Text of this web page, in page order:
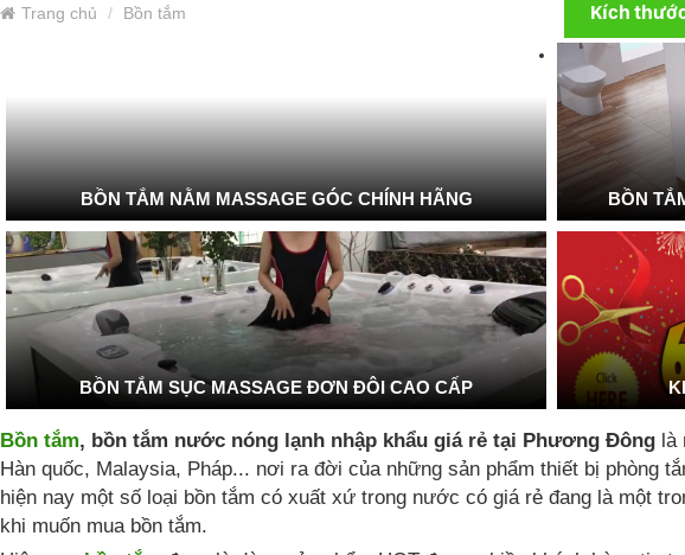
Trang chủ Bồn tắm Kích
BỒN TẮM NẰM MASSAGE GÓC CHÍNH HÃNG BỒN
BỒN TẮM SỤC MASSAGE ĐƠN ĐÔI CAO CẤP
Bồn tắm, bồn tắm nước nóng lạnh nhập khẩu giá rẻ tại Phương Đông là
Hàn quốc, Malaysia, Pháp... nơi ra đời của những sản phẩm thiết bị phòng
hiện nay một số loại bồn tắm có xuất xứ trong nước có giá rẻ đang là một
khi muốn mua bồn tắm.